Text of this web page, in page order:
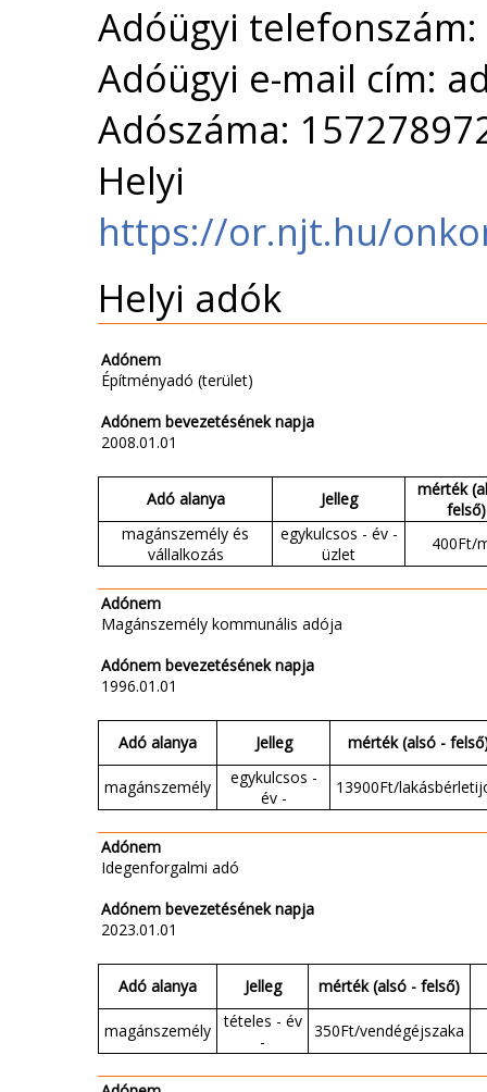
Adóügyi
Adóügyi e-mail cím:
Adószáma:
Helyi
https://or.njt.hu/
Helyi adók
Adónem
Építményadó (terület)
Adónem bevezetésének napja
2008.01.01
Adó alanya Jelleg
mérték
felső)
magánszemély és
vállalkozás
egykulcsos - év -
üzlet
400Ft/
Adónem
Magánszemély kommunális adója
Adónem bevezetésének napja
1996.01.01
Adó alanya Jelleg mérték (alsó -
magánszemély
egykulcsos -
év -
13900Ft/
Adónem
Idegenforgalmi adó
Adónem bevezetésének napja
2023.01.01
Adó alanya Jelleg mérték (alsó - felső)
magánszemély
tételes - év
-
350Ft/vendégéjszaka